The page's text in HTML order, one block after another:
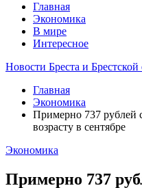
Главная
Экономика
В мире
Интересное
Новости Бреста и Брестской
Главная
Экономика
Примерно 737 рублей
возрасту в сентябре
Экономика
Примерно 737